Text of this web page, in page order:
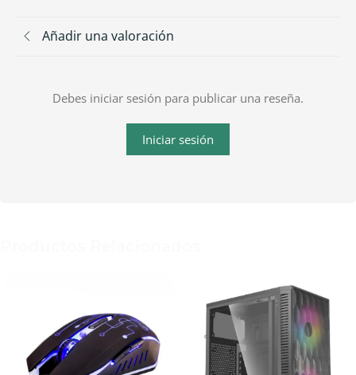
Añadir una valoración
Debes iniciar sesión para publicar una reseña.
Iniciar sesión